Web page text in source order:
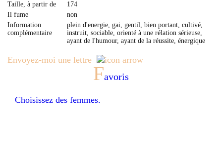
Taille, à partir de
174
Il fume
non
Information
complémentaire
plein d'energie, gai, gentil, bien portant, cultivé,
instruit, sociable, orienté à une rélation sérieuse,
ayant de l'humour, ayant de la réussite, énergique
Envoyez-moi une lettre
Favoris
Choisissez des femmes.